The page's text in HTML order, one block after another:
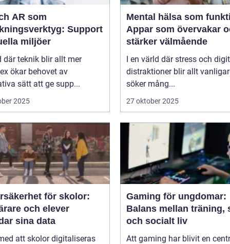
AR som
Support
miljöer
där teknik blir allt mer
ökar behovet av
sätt att ge supp...
2025
Mental hälsa som
Appar som övervakar
stärker välmående
I en värld där stress och
distraktioner blir allt
söker mång...
27 oktober 2025
för skolor:
och elever
sina data
att skolor digitaliseras
Gaming för ungdomar:
Balans mellan träning,
och socialt liv
Att gaming har blivit en